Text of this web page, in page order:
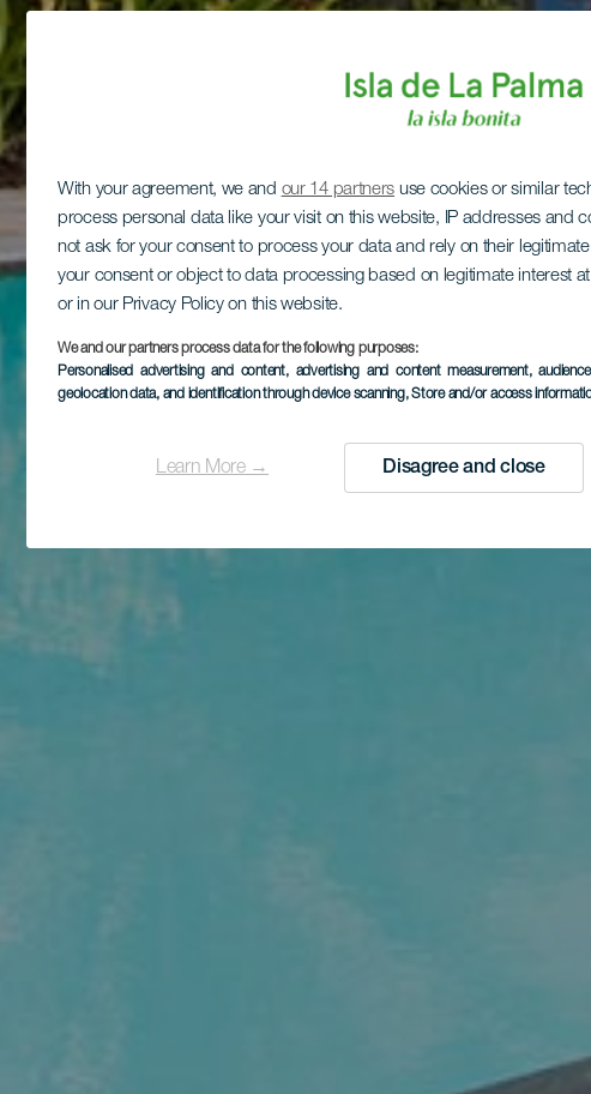
With your agreement, we and our 14 partners use cookies or similar
process personal data like your visit on this website, IP addresses and
not ask for your consent to process your data and rely on their
your consent or object to data processing based on legitimate interest
or in our Privacy Policy on this website.
We and our partners process data for the following purposes:
Personalised advertising and content, advertising and content measurement,
geolocation data, and identification through device scanning, Store and/or access
Learn More → Disagree and close